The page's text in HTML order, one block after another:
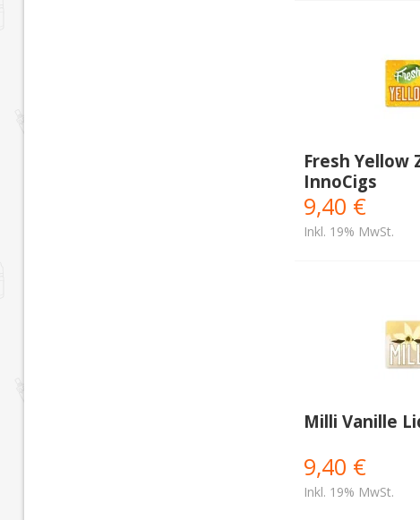
Fresh Yellow
InnoCigs
9,40 €
Inkl. 19% MwSt.
Milli Vanille
9,40 €
Inkl. 19% MwSt.